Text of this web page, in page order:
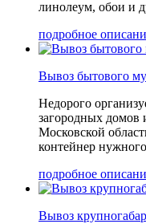
линолеум, обои и
подробное
Вывоз бытового
Недорого
загородных домов
Московской
контейнер
подробное
Вывоз